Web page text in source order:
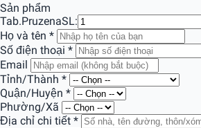
Sản phẩm
Tab.PruzenaSL:
Họ và tên *
Số điện thoại *
Email
Tỉnh/Thành *
Quận/Huyện *
Phường/Xã
Địa chỉ chi tiết *